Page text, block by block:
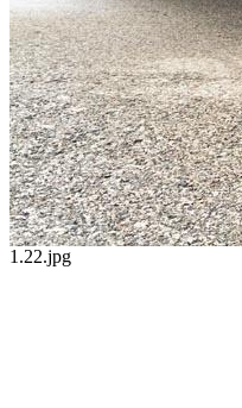
1.22.jpg